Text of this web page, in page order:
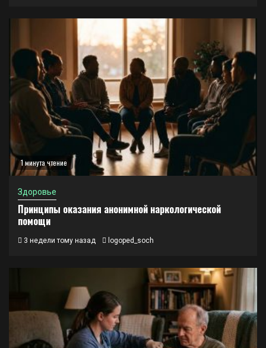
1 минута чтение
Здоровье
Принципы оказания анонимной наркологической
помощи
3 недели тому назад logoped_soch